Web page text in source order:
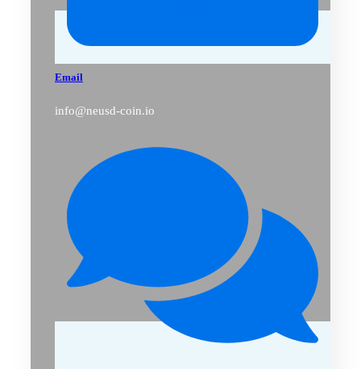
Email
info@neusd-coin.io